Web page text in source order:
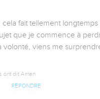
cela fait tellement
que je commence à
volonté, viens me
ont dit Amen
RÉPONDRE